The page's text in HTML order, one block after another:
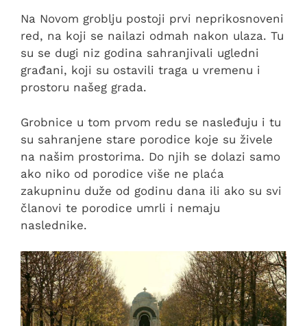
Na Novom groblju postoji prvi neprikosnoveni
red, na koji se nailazi odmah nakon ulaza. Tu
su se dugi niz godina sahranjivali ugledni
građani, koji su ostavili traga u vremenu i
prostoru našeg grada.
Grobnice u tom prvom redu se nasleđuju i tu
su sahranjene stare porodice koje su živele
na našim prostorima. Do njih se dolazi samo
ako niko od porodice više ne plaća
zakupninu duže od godinu dana ili ako su svi
članovi te porodice umrli i nemaju
naslednike.